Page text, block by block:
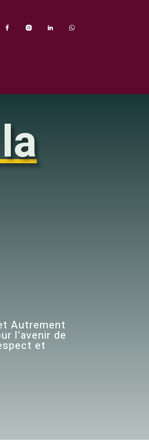
Autrement
l’avenir de
et